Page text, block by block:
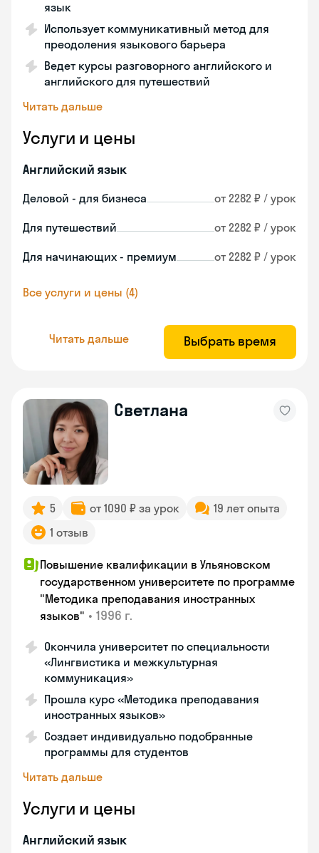
язык
Использует коммуникативный метод для
преодоления языкового барьера
Ведет курсы разговорного английского и
английского для путешествий
Читать дальше
Услуги и цены
Английский язык
Деловой - для бизнеса от 2282 ₽ / урок
Для путешествий от 2282 ₽ / урок
Для начинающих - премиум от 2282 ₽ / урок
Все услуги и цены (4)
Читать дальше Выбрать время
Светлана
5 от 1090 ₽ за урок
19 лет опыта
1 отзыв
Повышение квалификации в Ульяновском
государственном университете по программе
"Методика преподавания иностранных
языков" • 1996 г.
Окончила университет по специальности
«Лингвистика и межкультурная
коммуникация»
Прошла курс «Методика преподавания
иностранных языков»
Создает индивидуально подобранные
программы для студентов
Читать дальше
Услуги и цены
Английский язык